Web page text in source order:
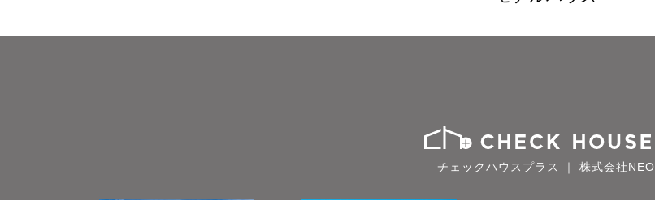
チェックハウスプラス ｜ 株式会社NEO